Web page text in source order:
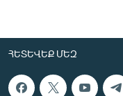
ՀԵՏԵՎԵՔ ՄԵԶ